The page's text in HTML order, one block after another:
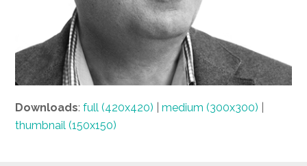
Downloads:full (420x420) |medium (300x300)
thumbnail (150x150)